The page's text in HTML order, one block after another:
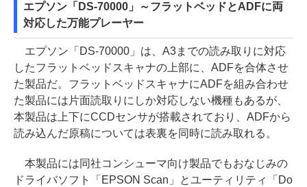
エプソン「DS-70000」～フラットベッドとADFに両
対応した万能プレーヤー
エプソン「DS-70000」は、A3までの読み取りに対応
したフラットベッドスキャナの上部に、ADFを合体させ
た製品だ。フラットベッドスキャナにADFを組み合わせ
た製品には片面読取りにしか対応しない機種もあるが、
本製品は上下にCCDセンサが搭載されており、ADFから
読み込んだ原稿については表裏を同時に読み取れる。
本製品には同社コンシューマ向け製品でもおなじみの
ドライバソフト「EPSON Scan」とユーティリティ「Do